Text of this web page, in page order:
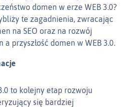
domen w erze WEB 3.0?
te zagadnienia, zwracając
na SEO oraz na rozwój
przyszłość domen w WEB 3.0.
to kolejny etap rozwoju
się bardziej